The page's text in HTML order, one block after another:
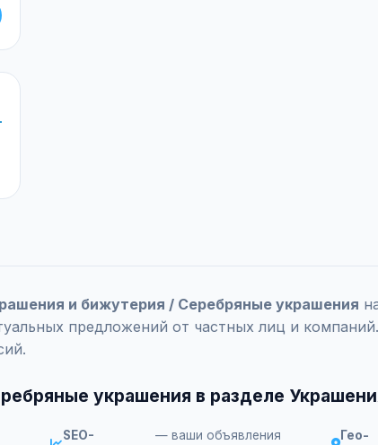
и бижутерия / Серебряные украшения
предложений от частных лиц и
украшения в разделе
SEO-
— ваши объявления
Гео-